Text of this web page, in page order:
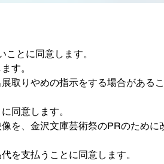
とに同意します。
す。
取りやめの指示をする場合がある
同意します。
を、金沢文庫芸術祭のPRのために
を支払うことに同意します。